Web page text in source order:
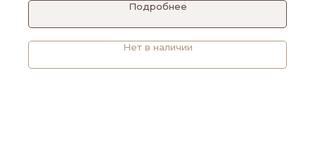
Подробнее
Нет в наличии